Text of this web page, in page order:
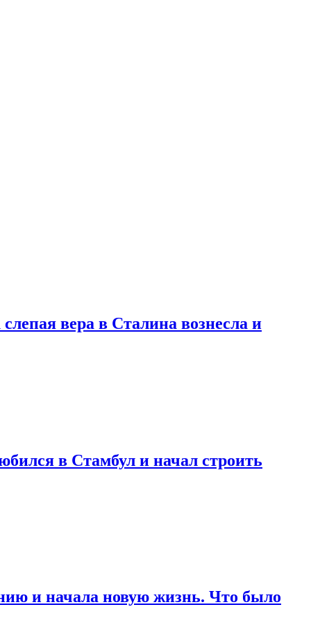
вера в Сталина вознесла и
в Стамбул и начал строить
и начала новую жизнь. Что было